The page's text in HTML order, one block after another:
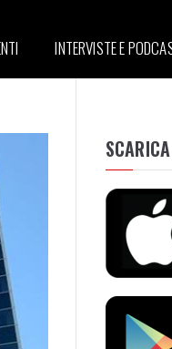
INTERVISTE E